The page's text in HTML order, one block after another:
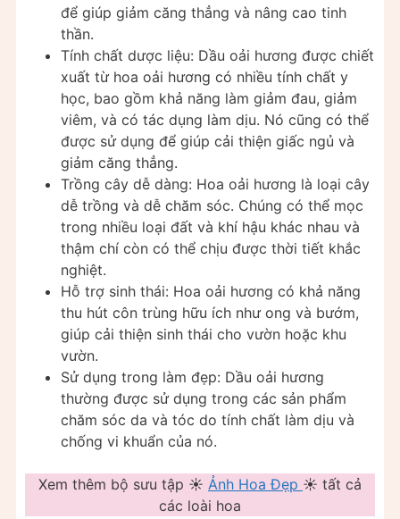
để giúp giảm căng thẳng và nâng cao tinh
thần.
Tính chất dược liệu: Dầu oải hương được chiết
xuất từ hoa oải hương có nhiều tính chất y
học, bao gồm khả năng làm giảm đau, giảm
viêm, và có tác dụng làm dịu. Nó cũng có thể
được sử dụng để giúp cải thiện giấc ngủ và
giảm căng thẳng.
Trồng cây dễ dàng: Hoa oải hương là loại cây
dễ trồng và dễ chăm sóc. Chúng có thể mọc
trong nhiều loại đất và khí hậu khác nhau và
thậm chí còn có thể chịu được thời tiết khắc
nghiệt.
Hỗ trợ sinh thái: Hoa oải hương có khả năng
thu hút côn trùng hữu ích như ong và bướm,
giúp cải thiện sinh thái cho vườn hoặc khu
vườn.
Sử dụng trong làm đẹp: Dầu oải hương
thường được sử dụng trong các sản phẩm
chăm sóc da và tóc do tính chất làm dịu và
chống vi khuẩn của nó.
Xem thêm bộ sưu tập ☀️ Ảnh Hoa Đẹp ☀️ tất cả
các loài hoa